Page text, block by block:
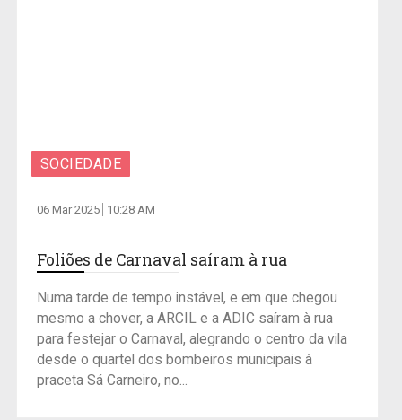
SOCIEDADE
06 Mar 2025 10:28 AM
Foliões de Carnaval saíram à rua
Numa tarde de tempo instável, e em que chegou
mesmo a chover, a ARCIL e a ADIC saíram à rua
para festejar o Carnaval, alegrando o centro da vila
desde o quartel dos bombeiros municipais à
praceta Sá Carneiro, no...